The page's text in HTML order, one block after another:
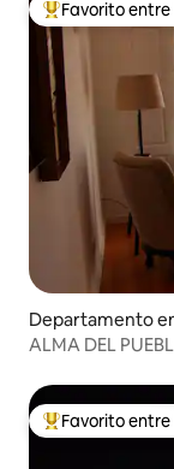
De los mejores
Favorito
Departamento
ALMA DEL
De los mejores
Favorito